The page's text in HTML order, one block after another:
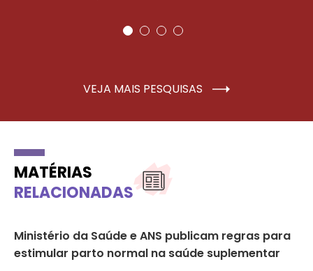
VEJA MAIS PESQUISAS
MATÉRIAS
RELACIONADAS
Ministério da Saúde e ANS publicam regras para
estimular parto normal na saúde suplementar